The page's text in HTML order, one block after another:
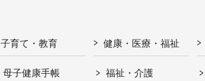
子育て・教育
母子健康手帳
健康・医療・福祉
福祉・介護